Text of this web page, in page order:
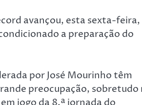
avançou, esta sexta-feira,
a preparação do
por José Mourinho têm
preocupação, sobretudo
jogo da 8.ª jornada do